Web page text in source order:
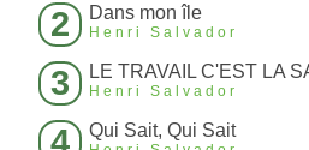
2 Dans mon île
Henri Salvador
3 LE TRAVAIL C'EST LA
Henri Salvador
4 Qui Sait, Qui Sait